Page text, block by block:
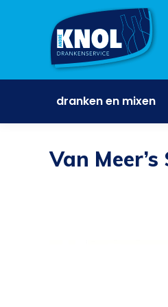
dranken en mixen
Van
dranken en mixen